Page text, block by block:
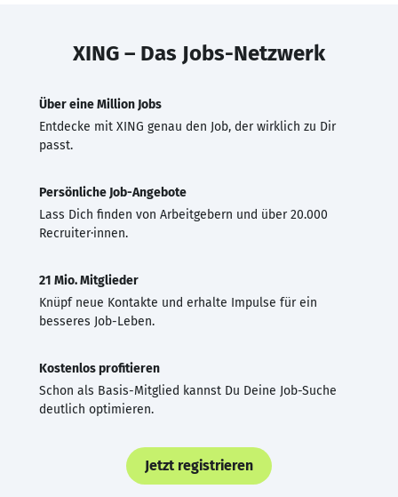
XING – Das Jobs-Netzwerk
Über eine Million Jobs
Entdecke mit XING genau den Job, der wirklich zu Dir
passt.
Persönliche Job-Angebote
Lass Dich finden von Arbeitgebern und über 20.000
Recruiter·innen.
21 Mio. Mitglieder
Knüpf neue Kontakte und erhalte Impulse für ein
besseres Job-Leben.
Kostenlos profitieren
Schon als Basis-Mitglied kannst Du Deine Job-Suche
deutlich optimieren.
Jetzt registrieren